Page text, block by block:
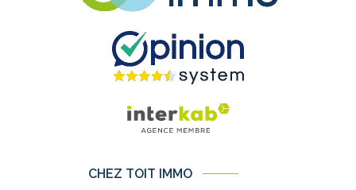
CHEZ TOIT IMMO